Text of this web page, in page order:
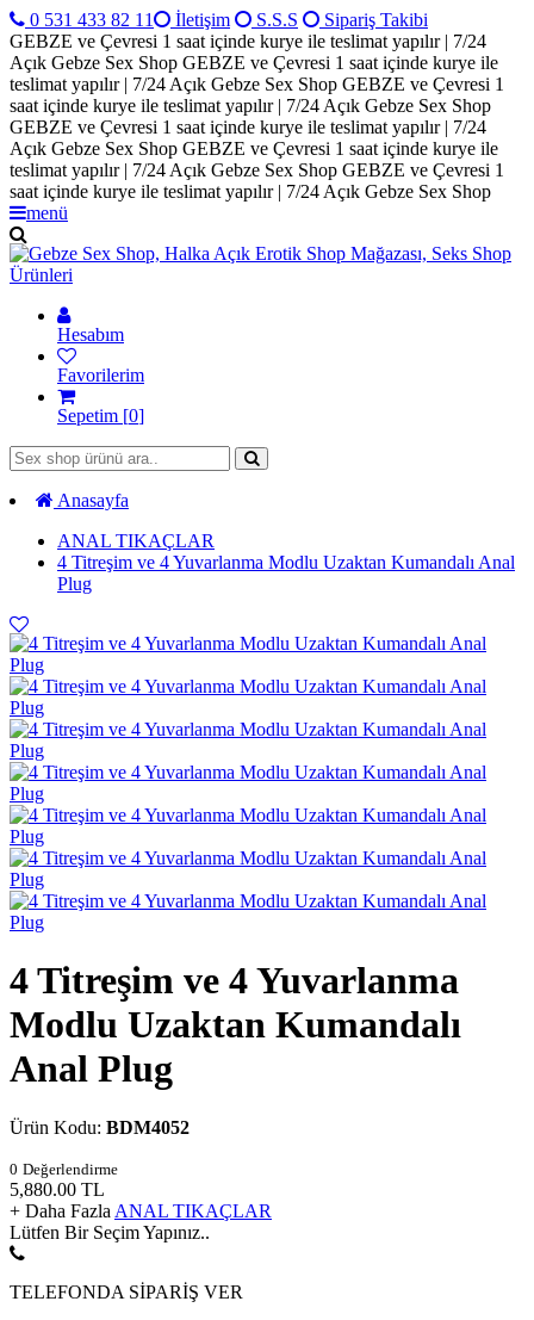
0 531 433 82 11 İletişim S.S.S
Sipariş Takibi
GEBZE ve Çevresi 1 saat içinde kurye ile teslimat yapılır | 7/24
Açık Gebze Sex Shop GEBZE ve Çevresi 1 saat içinde kurye ile
teslimat yapılır | 7/24 Açık Gebze Sex Shop GEBZE ve Çevresi 1
saat içinde kurye ile teslimat yapılır | 7/24 Açık Gebze Sex Shop
GEBZE ve Çevresi 1 saat içinde kurye ile teslimat yapılır | 7/24
Açık Gebze Sex Shop GEBZE ve Çevresi 1 saat içinde kurye ile
teslimat yapılır | 7/24 Açık Gebze Sex Shop GEBZE ve Çevresi 1
saat içinde kurye ile teslimat yapılır | 7/24 Açık Gebze Sex Shop
menü
Hesabım
Favorilerim
Sepetim [0]
Anasayfa
ANAL TIKAÇLAR
4 Titreşim ve 4 Yuvarlanma Modlu Uzaktan Kumandalı Anal
Plug
4 Titreşim ve 4 Yuvarlanma
Modlu Uzaktan Kumandalı
Anal Plug
Ürün Kodu: BDM4052
0 Değerlendirme
5,880.00 TL
+ Daha Fazla ANAL TIKAÇLAR
Lütfen Bir Seçim Yapınız..
TELEFONDA SİPARİŞ VER